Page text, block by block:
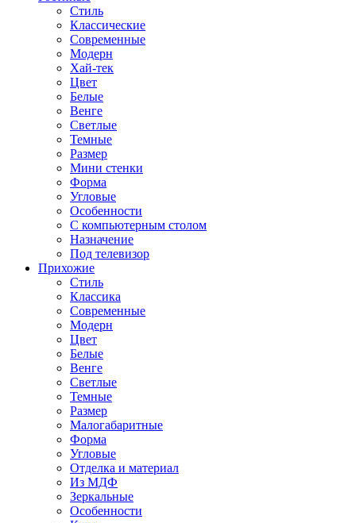
Стиль
Классические
Современные
Модерн
Хай-тек
Цвет
Белые
Венге
Светлые
Темные
Размер
Мини стенки
Форма
Угловые
Особенности
С компьютерным столом
Назначение
Под телевизор
Прихожие
Стиль
Классика
Современные
Модерн
Цвет
Белые
Венге
Светлые
Темные
Размер
Малогабаритные
Форма
Угловые
Отделка и материал
Из МДФ
Зеркальные
Особенности